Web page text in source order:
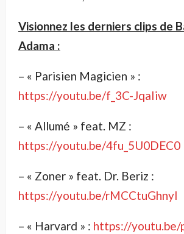
Visionnez les derniers clips de
Adama :
– « Parisien Magicien » :
https://youtu.be/f_3C-JqaIiw
– « Allumé » feat. MZ :
https://youtu.be/4fu_5U0DEC0
– « Zoner » feat. Dr. Beriz :
https://youtu.be/rMCCtuGhnyI
– « Harvard » : https://youtu.be/